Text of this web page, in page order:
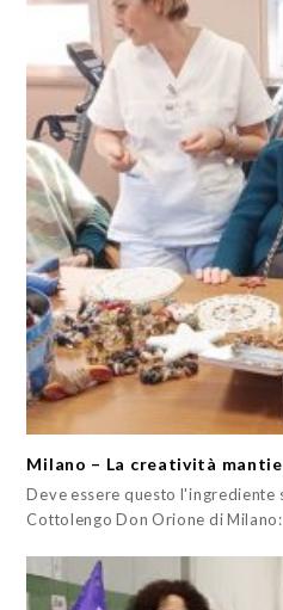
Milano – La creatività
Deve essere questo l'ingrediente
Cottolengo Don Orione di